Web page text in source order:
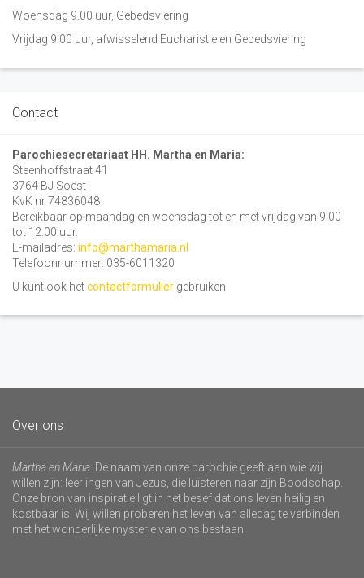
Woensdag 9.00 uur, Gebedsviering
Vrijdag 9.00 uur, afwisselend Eucharistie en Gebedsviering
Contact
Parochiesecretariaat HH. Martha en Maria:
Steenhoffstraat 41
3764 BJ Soest
KvK nr 74836048
Bereikbaar op maandag en woensdag tot en met vrijdag van 9.00
tot 12.00 uur.
E-mailadres: info@marthamaria.nl
Telefoonnummer: 035-6011320
U kunt ook hetcontactformulier gebruiken.
Over ons
Martha en Maria . De naam van onze parochie geeft aan wie wij
willen zijn: leerlingen van Jezus, die luisteren naar zijn Boodschap.
Onze bron van inspiratie ligt in het besef dat ons leven heilig en
kostbaar is. Wij willen proberen het leven van alledag te verbinden
met het wonderlijke mysterie van ons bestaan.